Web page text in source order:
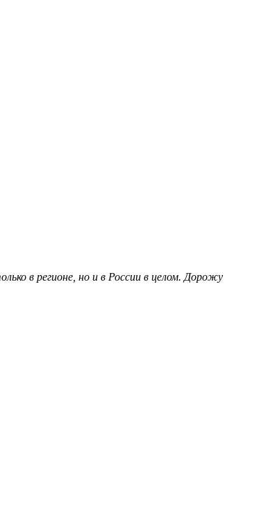
в регионе, но и в России в целом. Дорожу